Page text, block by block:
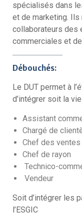
spécialisés dans
et de marketing.
collaborateurs des
commerciales et
Débouchés:
Le DUT permet à
d’intégrer soit la
Assistant
Chargé de
Chef des ventes
Chef de rayon
Technico-
Vendeur
Soit d’intégrer les
l’ESGIC